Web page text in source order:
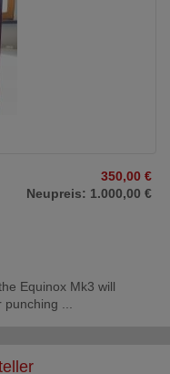
350,00 €
Neupreis: 1.000,00 €
Equinox Mk3 will
punching ...